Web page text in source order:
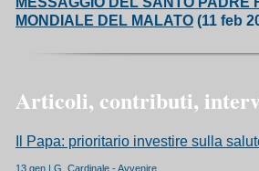
MONDIALE DEL MALATO (11 feb
Articoli, contributi,
Il Papa: prioritario investire sulla
13 gen | G. Cardinale - Avvenire